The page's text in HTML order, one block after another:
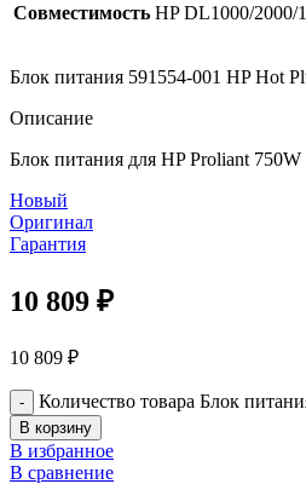
Совместимость HP DL1000/2000/
Блок питания 591554-001 HP Hot
Описание
Блок питания для HP Proliant
Новый
Оригинал
Гарантия
10 809 ₽
10 809 ₽
Количество товара Блок
В корзину
В избранное
В сравнение